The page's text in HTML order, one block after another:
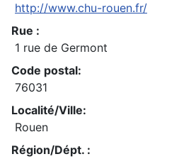
http://www.chu-rouen.fr/
Rue :
1 rue de Germont
Code postal:
76031
Localité/Ville:
Rouen
Région/Dépt. :